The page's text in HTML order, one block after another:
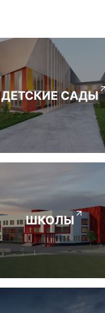
ДЕТСКИЕ САДЫ
ШКОЛЫ